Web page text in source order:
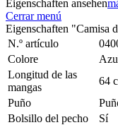
Eigenschaften ansehen
Cerrar menú
Eigenschaften "Camisa
N.º artículo
Colore
Longitud de las
mangas
64
Puño
Bolsillo del pecho
Sí